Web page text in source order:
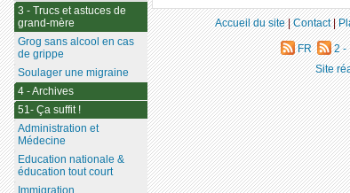
3 - Trucs et astuces de
grand-mère
Grog sans alcool en cas
de grippe
Soulager une migraine
4 - Archives
51- Ça suffit !
Administration et
Médecine
Education nationale &
éducation tout court
Accueil du site|Contact|
FR 2 -
Site